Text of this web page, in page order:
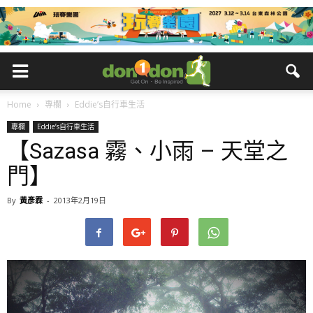
Home 專欄 Eddie’s自行車生活
專欄 Eddie’s自行車生活
【Sazasa 霧、小雨 – 天堂之
門】
By 黃彥霖 - 2013年2月19日